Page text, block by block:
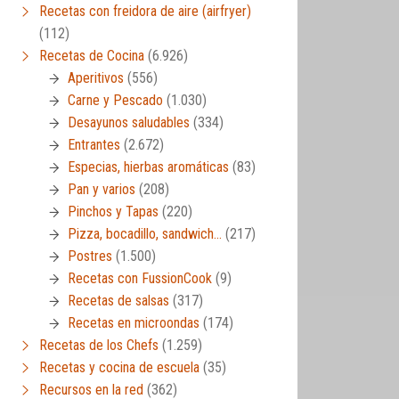
Recetas con freidora de aire (airfryer)
(112)
Recetas de Cocina (6.926)
Aperitivos (556)
Carne y Pescado (1.030)
Desayunos saludables (334)
Entrantes (2.672)
Especias, hierbas aromáticas (83)
Pan y varios (208)
Pinchos y Tapas (220)
Pizza, bocadillo, sandwich… (217)
Postres (1.500)
Recetas con FussionCook (9)
Recetas de salsas (317)
Recetas en microondas (174)
Recetas de los Chefs (1.259)
Recetas y cocina de escuela (35)
Recursos en la red (362)